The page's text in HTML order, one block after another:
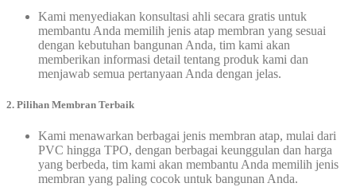
Kami menyediakan konsultasi ahli secara gratis untuk
membantu Anda memilih jenis atap membran yang sesuai
dengan kebutuhan bangunan Anda, tim kami akan
memberikan informasi detail tentang produk kami dan
menjawab semua pertanyaan Anda dengan jelas.
2. Pilihan Membran Terbaik
Kami menawarkan berbagai jenis membran atap, mulai dari
PVC hingga TPO, dengan berbagai keunggulan dan harga
yang berbeda, tim kami akan membantu Anda memilih jenis
membran yang paling cocok untuk bangunan Anda.